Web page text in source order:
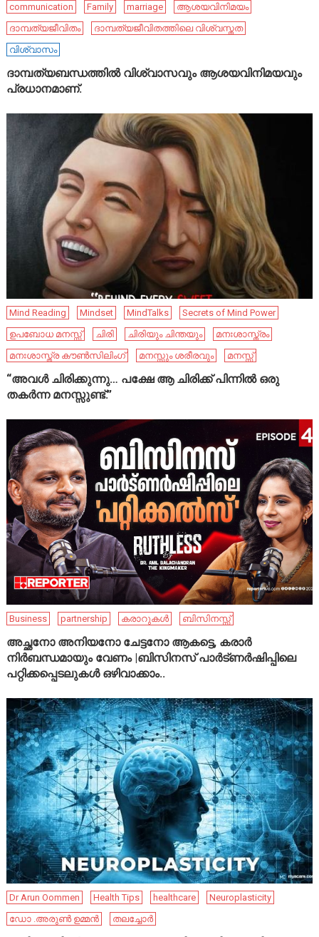
communication Family marriage
ആശയവിനിമയം
ദാമ്പത്യജീവിതം
ദാമ്പത്യജീവിതത്തിലെ വിശ്വസ്തത
വിശ്വാസം
ദാമ്പത്യബന്ധത്തിൽ വിശ്വാസവും ആശയവിനിമയവും
പ്രധാനമാണ്.
Mind Reading Mindset MindTalks
Secrets of Mind Power
ഉപബോധ മനസ്സ്
ചിരി ചിരിയും ചിന്തയും
മനഃശാസ്ത്രം
മനഃശാസ്ത്ര കൗൺസിലിംഗ്
മനസ്സും ശരീരവും മനസ്സ്
“അവൾ ചിരിക്കുന്നു… പക്ഷേ ആ ചിരിക്ക് പിന്നിൽ ഒരു
തകർന്ന മനസ്സുണ്ട്.”
Business partnership കരാറുകൾ ബിസിനസ്സ്
അച്ഛനോ അനിയനോ ചേട്ടനോ ആകട്ടെ, കരാർ
നിർബന്ധമായും വേണം |ബിസിനസ് പാർട്ണർഷിപ്പിലെ
പറ്റിക്കപ്പെടലുകൾ ഒഴിവാക്കാം..
Dr Arun Oommen Health Tips healthcare
Neuroplasticity
ഡോ .അരുൺ ഉമ്മൻ
തലച്ചോർ